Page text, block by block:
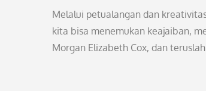
Melalui petualangan dan
kita bisa menemukan keajaiban,
Morgan Elizabeth Cox, dan